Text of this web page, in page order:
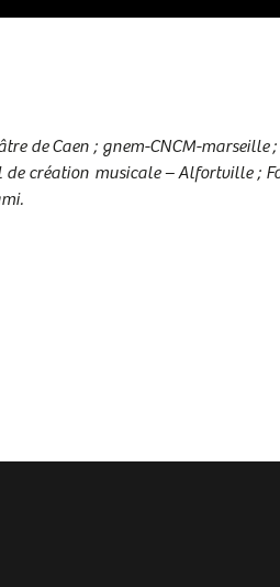
de Caen ; gnem-CNCM-marseille
création musicale – Alfortville ;